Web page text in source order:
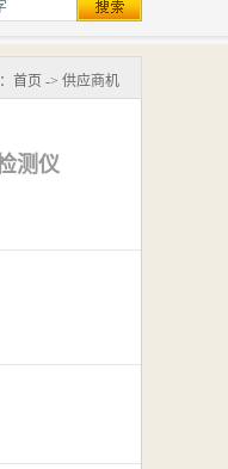
首页 -> 供应商机
测仪